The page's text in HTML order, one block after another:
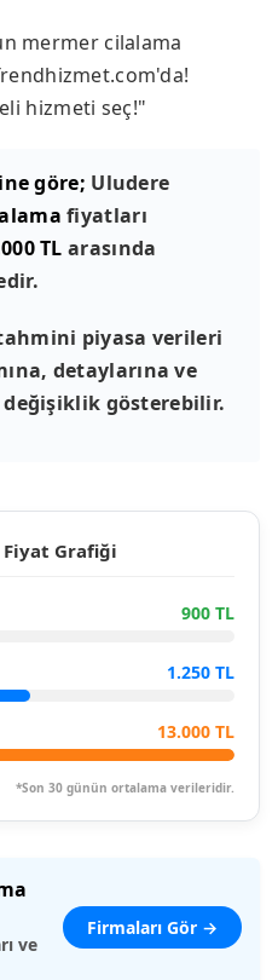
mermer cilalama
hizmeti seç!"
göre; Uludere
fiyatları
TL arasında
piyasa verileri
detaylarına ve
gösterebilir.
Grafiği
900 TL
1.250 TL
13.000 TL
*Son 30 günün ortalama verileridir.
ve
Firmaları Gör →